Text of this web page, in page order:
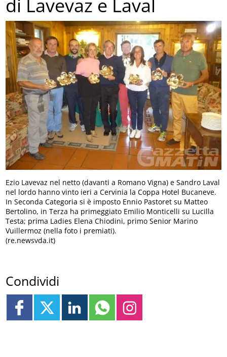
di Lavevaz e Laval
Ezio Lavevaz nel netto (davanti a Romano Vigna) e Sandro Laval
nel lordo hanno vinto ieri a Cervinia la Coppa Hotel Bucaneve.
In Seconda Categoria si è imposto Ennio Pastoret su Matteo
Bertolino, in Terza ha primeggiato Emilio Monticelli su Lucilla
Testa; prima Ladies Elena Chiodini, primo Senior Marino
Vuillermoz (nella foto i premiati).
(re.newsvda.it)
Condividi